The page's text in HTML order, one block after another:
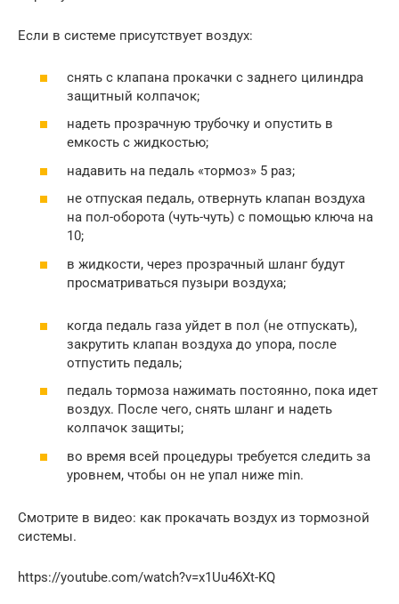
Если в системе присутствует воздух:
снять с клапана прокачки с заднего цилиндра
защитный колпачок;
надеть прозрачную трубочку и опустить в
емкость с жидкостью;
надавить на педаль «тормоз» 5 раз;
не отпуская педаль, отвернуть клапан воздуха
на пол-оборота (чуть-чуть) с помощью ключа на
10;
в жидкости, через прозрачный шланг будут
просматриваться пузыри воздуха;
когда педаль газа уйдет в пол (не отпускать),
закрутить клапан воздуха до упора, после
отпустить педаль;
педаль тормоза нажимать постоянно, пока идет
воздух. После чего, снять шланг и надеть
колпачок защиты;
во время всей процедуры требуется следить за
уровнем, чтобы он не упал ниже min.
Смотрите в видео: как прокачать воздух из тормозной
системы.
https://youtube.com/watch?v=x1Uu46Xt-KQ